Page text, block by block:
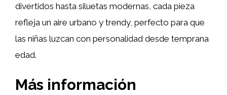
divertidos hasta siluetas modernas, cada pieza
refleja un aire urbano y trendy, perfecto para que
las niñas luzcan con personalidad desde temprana
edad.
Más información